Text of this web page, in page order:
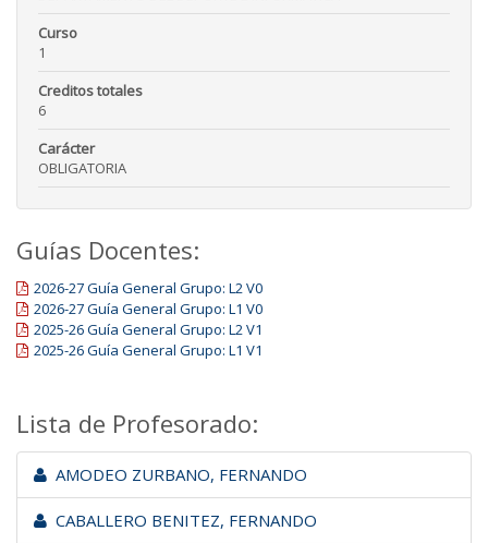
Curso
1
Creditos totales
6
Carácter
OBLIGATORIA
Guías Docentes:
2026-27 Guía General Grupo: L2 V0
2026-27 Guía General Grupo: L1 V0
2025-26 Guía General Grupo: L2 V1
2025-26 Guía General Grupo: L1 V1
Lista de Profesorado:
AMODEO ZURBANO, FERNANDO
CABALLERO BENITEZ, FERNANDO